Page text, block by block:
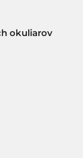
okuliarov